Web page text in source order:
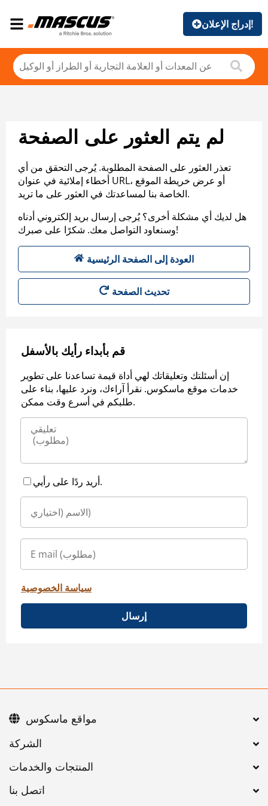
إدراج الإعلان!
لم يتم العثور على الصفحة
تعذر العثور على الصفحة المطلوبة. يُرجى التحقق من أي
أخطاء إملائية في عنوان URL، أو عرض خريطة الموقع
الخاصة بنا لمساعدتك في العثور على ما تريد.
هل لديك أي مشكلة أخرى؟ يُرجى إرسال بريد إلكتروني أدناه
وسنعاود التواصل معك. شكرًا على صبرك!
العودة إلى الصفحة الرئيسية
تحديث الصفحة
قم بأبداء رأيك بالأسفل
إن أسئلتك وتعليقاتك لهي أداة قيمة تساعدنا على تطوير
خدمات موقع ماسكوس. نقرأ آراءك، ونرد عليها، بناء على
طلبكم في أسرع وقت ممكن.
أريد ردًا على رأيي.
سياسة الخصوصية
إرسال
اتصل بنا
مواقع ماسكوس